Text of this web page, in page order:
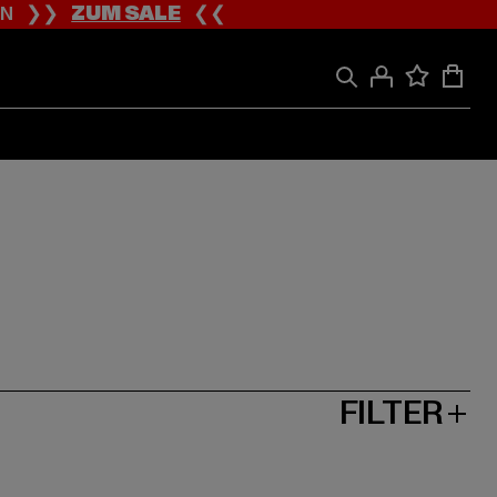
❯❯ZUM SALE❮❮
FILTER